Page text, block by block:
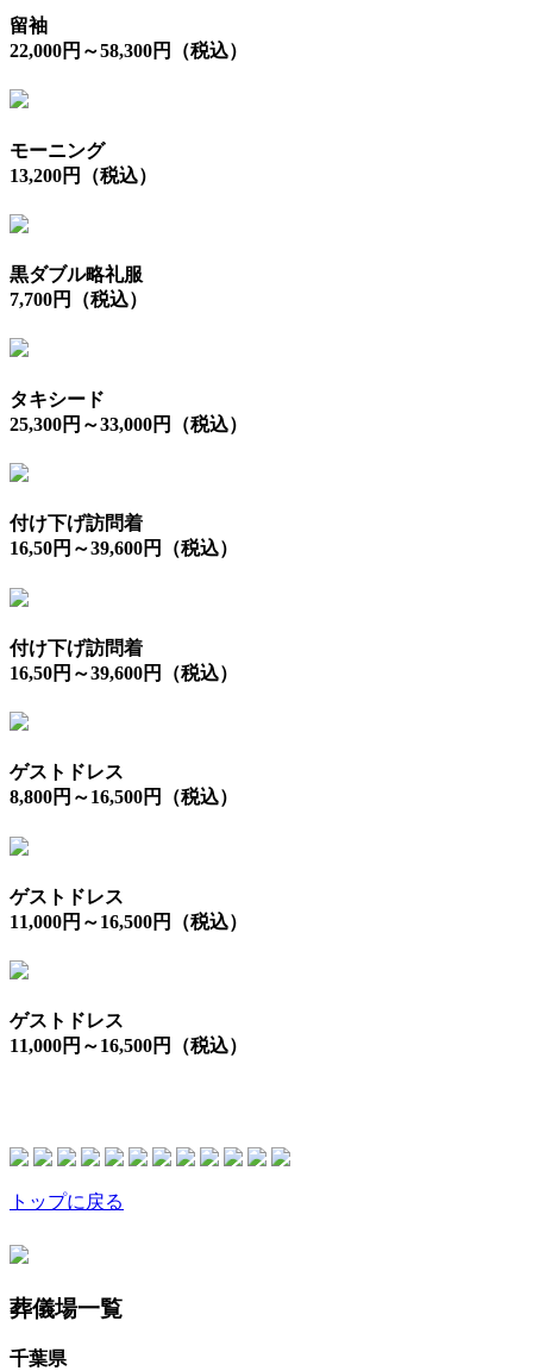
留袖
22,000円～58,300円（税込）
モーニング
13,200円（税込）
黒ダブル略礼服
7,700円（税込）
タキシード
25,300円～33,000円（税込）
付け下げ訪問着
16,50円～39,600円（税込）
付け下げ訪問着
16,50円～39,600円（税込）
ゲストドレス
8,800円～16,500円（税込）
ゲストドレス
11,000円～16,500円（税込）
ゲストドレス
11,000円～16,500円（税込）
トップに戻る
葬儀場一覧
千葉県